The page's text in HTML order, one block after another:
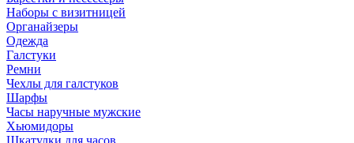
Наборы с визитницей
Органайзеры
Одежда
Галстуки
Ремни
Чехлы для галстуков
Шарфы
Часы наручные мужские
Хьюмидоры
Шкатулки для часов